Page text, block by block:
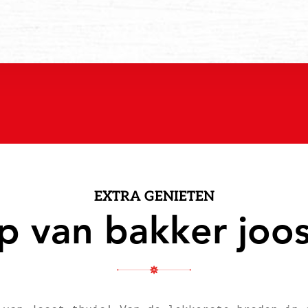
EXTRA GENIETEN
van bakker